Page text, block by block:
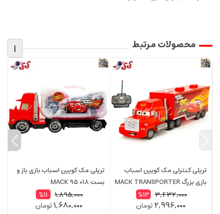
محصولات مرتبط |
تریلی کنترلی مک کویین اسباب
بازی بزرگ MACK TRANSPORTER
3,432,000
%13
2,996,000تومان
تریلی مک کویین اسباب بازی باز و
بست MACK 95 018
1,895,000
%11
1,680,000تومان